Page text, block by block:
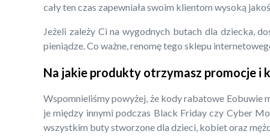
cały ten czas zapewniała swoim klientom wysoką
Jeżeli zależy Ci na wygodnych butach dla dziecka,
pieniądze. Co ważne, renomę tego sklepu
Na jakie produkty otrzymasz promocje i
Wspomnieliśmy powyżej, że kody rabatowe Eobuwie
je między innymi podczas Black Friday czy Cyber
wszystkim buty stworzone dla dzieci, kobiet oraz